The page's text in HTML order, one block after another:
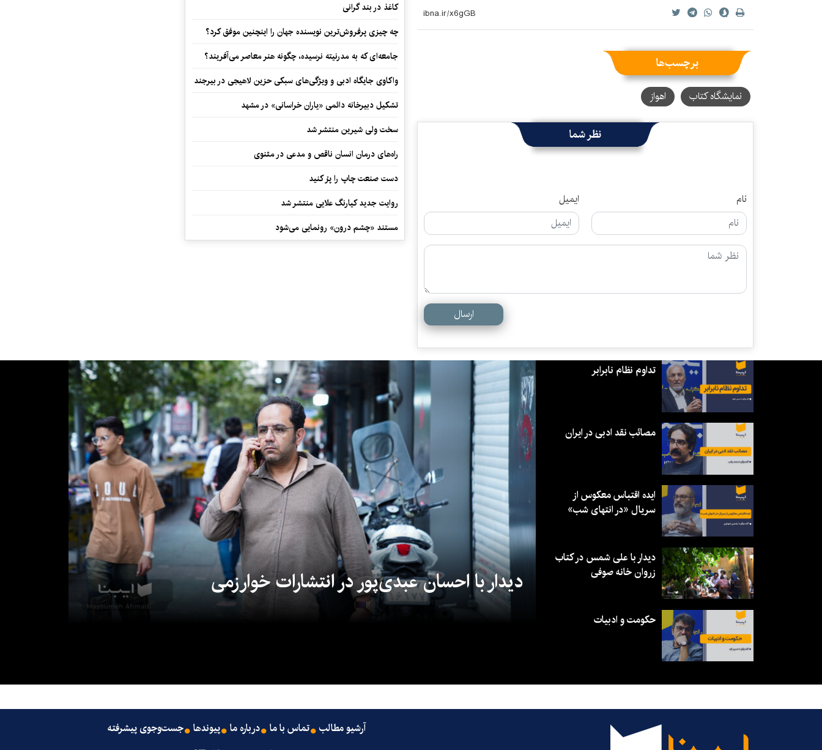
برچسب‌ها
نمایشگاه کتاب اهواز
نظر شما
نام ایمیل
ارسال
کاغذ در بند گرانی
چه چیزی پرفروش‌ترین نویسنده جهان را اینچنین موفق کرد؟
جامعه‌ای که به مدرنیته نرسیده، چگونه هنر معاصر می‌آفریند؟
واکاوی جایگاه ادبی و ویژگی‌های سبکی حزین لاهیجی در بیرجند
تشکیل دبیرخانه دائمی «یاران خراسانی» در مشهد
سخت ولی شیرین منتشر شد
راه‌های درمان انسان ناقص و مدعی در مثنوی
دست صنعت چاپ را پرُ کنید
روایت جدید کیارنگ علایی منتشر شد
مستند «چشم درون» رونمایی می‌شود
دیدار با احسان عبدی‌پور در انتشارات خوارزمی
تداوم نظام نابرابر
مصائب نقد ادبی در ایران
ایده اقتباس معکوس از
سریال «در انتهای شب»
دیدار با علی شمس در کتاب
زروان خانه صوفی
حکومت و ادبیات
آرشیو مطالب تماس با ما درباره ما پیوندها جست‌وجوی پیشرفته